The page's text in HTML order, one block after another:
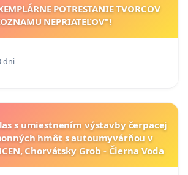
POTRESTANIE TVORCOV
NEPRIATEĽOV"!
dni
s umiestnením výstavby čerpacej
hmôt s autoumyvárňou v
Chorvátsky Grob - Čierna Voda